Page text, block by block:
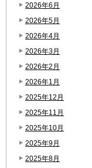
2026年6月
2026年5月
2026年4月
2026年3月
2026年2月
2026年1月
2025年12月
2025年11月
2025年10月
2025年9月
2025年8月